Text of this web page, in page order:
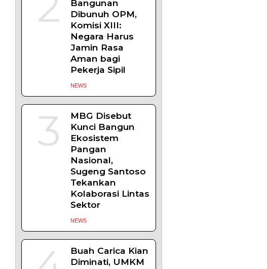
2
Lima Pekerja
Bangunan
Dibunuh OPM,
Komisi XIII:
Negara Harus
Jamin Rasa
Aman bagi
Pekerja Sipil
NEWS
3
MBG Disebut
Kunci Bangun
Ekosistem
Pangan
Nasional,
Sugeng Santoso
Tekankan
Sektor
NEWS